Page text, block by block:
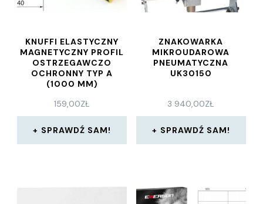
KNUFFI ELASTYCZNY
MAGNETYCZNY PROFIL
OSTRZEGAWCZO
OCHRONNY TYP A
(1000 MM)
159,00ZŁ
SPRAWDŹ SAM!
ZNAKOWARKA
MIKROUDAROWA
PNEUMATYCZNA
UK30150
3 940,00ZŁ
SPRAWDŹ SAM!